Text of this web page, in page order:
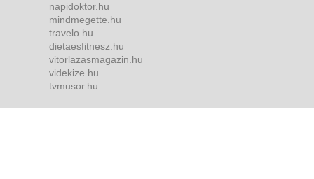
napidoktor.hu
mindmegette.hu
travelo.hu
dietaesfitnesz.hu
vitorlazasmagazin.hu
videkize.hu
tvmusor.hu